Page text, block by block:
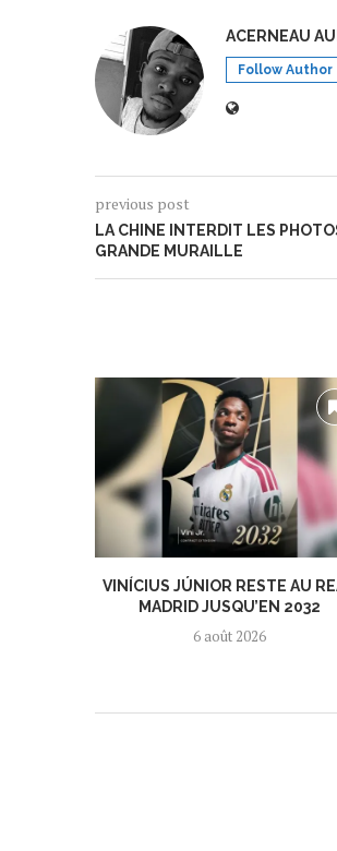
ACERNEAU
Follow Author
previous post
LA CHINE INTERDIT LES
GRANDE MURAILLE
VINÍCIUS JÚNIOR RESTE AU
MADRID JUSQU’EN 2032
6 août 2026